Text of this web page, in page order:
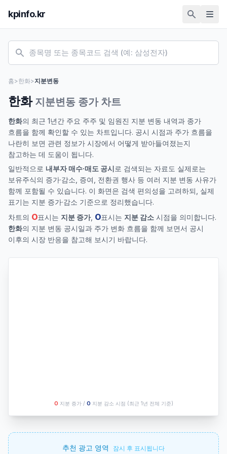
kpinfo.kr
홈>한화>지분변동
한화 지분변동 종가 차트
한화의 최근 1년간 주요 주주 및 임원진 지분 변동 내역과 종가
흐름을 함께 확인할 수 있는 차트입니다. 공시 시점과 주가 흐름을
나란히 보면 관련 정보가 시장에서 어떻게 받아들여졌는지
참고하는 데 도움이 됩니다.
일반적으로 내부자 매수·매도 공시로 검색되는 자료도 실제로는
보유주식의 증가·감소, 증여, 전환권 행사 등 여러 지분 변동 사유가
함께 포함될 수 있습니다. 이 화면은 검색 편의성을 고려하되, 실제
표기는 지분 증가·감소 기준으로 정리했습니다.
차트의 O표시는 지분 증가, O표시는 지분 감소 시점을 의미합니다.
한화의 지분 변동 공시일과 주가 변화 흐름을 함께 보면서 공시
이후의 시장 반응을 참고해 보시기 바랍니다.
O 지분 증가 / O 지분 감소 시점 (최근 1년 전체 기준)
추천 광고 영역 잠시 후 표시됩니다